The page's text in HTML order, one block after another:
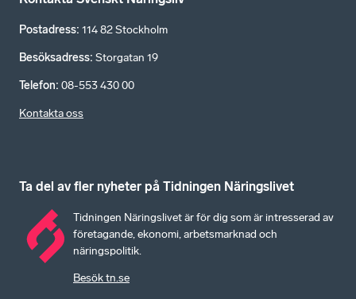
Postadress: 114 82 Stockholm
Besöksadress: Storgatan 19
Telefon: 08-553 430 00
Kontakta oss
Ta del av fler nyheter på Tidningen Näringslivet
Tidningen Näringslivet är för dig som är intresserad av
företagande, ekonomi, arbetsmarknad och
näringspolitik.
Besök tn.se